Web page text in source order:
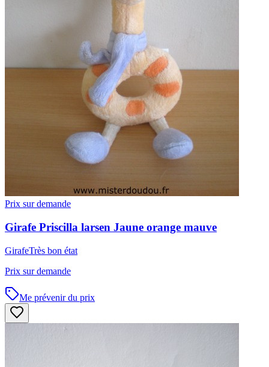
Prix sur demande
Girafe Priscilla larsen Jaune orange mauve
GirafeTrès bon état
Prix sur demande
Me prévenir du prix